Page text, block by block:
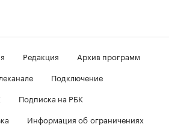
Редакция
Архив программ
Подключение
Подписка на РБК
Информация об ограничениях